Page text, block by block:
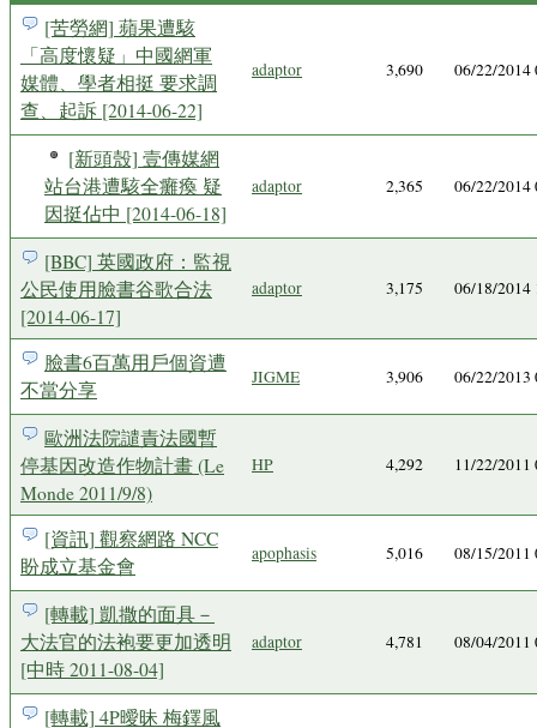
[苦勞網] 蘋果遭駭
「高度懷疑」中國網軍
媒體、學者相挺 要求調
查、起訴 [2014-06-22]
adaptor 3,690 06/22/
[新頭殼] 壹傳媒網
站台港遭駭全癱瘓 疑
因挺佔中 [2014-06-18]
adaptor 2,365 06/22/
[BBC] 英國政府：監視
公民使用臉書谷歌合法
[2014-06-17]
adaptor 3,175 06/18/
臉書6百萬用戶個資遭
不當分享
JIGME 3,906 06/22/2013
歐洲法院譴責法國暫
停基因改造作物計畫 (Le
Monde 2011/9/8)
HP 4,292 11/22/2011
[資訊] 觀察網路 NCC
盼成立基金會
apophasis 5,016 08/15/2011
[轉載] 凱撒的面具－
大法官的法袍要更加透明
[中時 2011-08-04]
adaptor 4,781 08/04/2011
[轉載] 4P曖昧 梅鐸風